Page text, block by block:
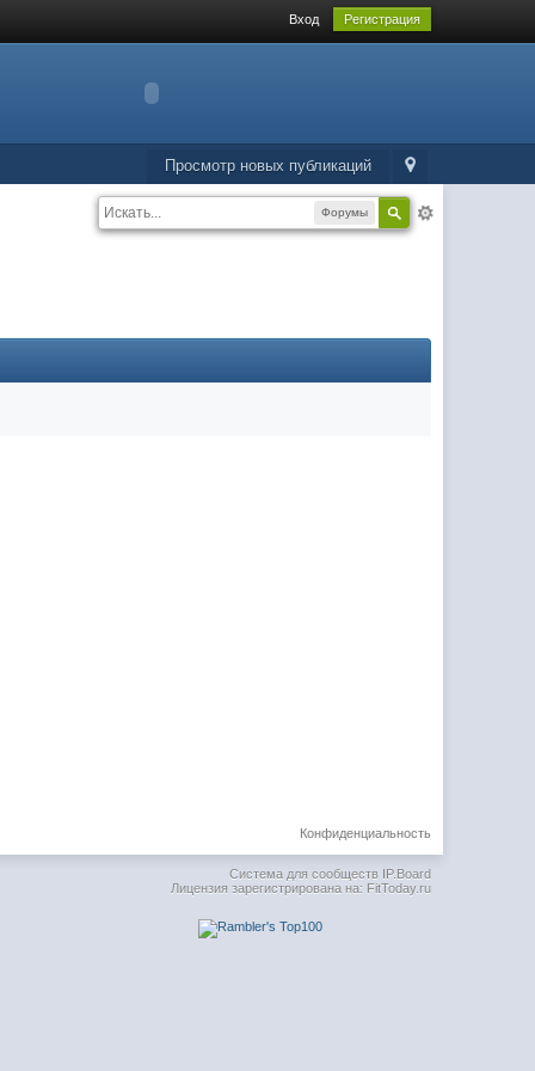
Вход Регистрация
Просмотр новых публикаций
Форумы
Конфиденциальность
Система для сообществ IP.Board
Лицензия зарегистрирована на: FitToday.ru